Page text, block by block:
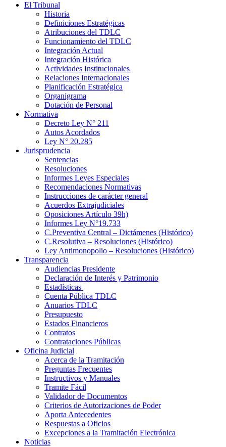
El Tribunal
Historia
Definiciones Estratégicas
Atribuciones del TDLC
Funcionamiento del TDLC
Integración Actual
Integración Histórica
Actividades Institucionales
Relaciones Internacionales
Planificación Estratégica
Organigrama
Dotación de Personal
Normativa
Decreto Ley N° 211
Autos Acordados
Ley N° 20.285
Jurisprudencia
Sentencias
Resoluciones
Informes Leyes Especiales
Recomendaciones Normativas
Instrucciones de carácter general
Acuerdos Extrajudiciales
Oposiciones Artículo 39h)
Informes Ley N°19.733
C.Preventiva Central – Dictámenes (Histórico)
C.Resolutiva – Resoluciones (Histórico)
Ley Antimonopolio – Resoluciones (Histórico)
Transparencia
Audiencias Presidente
Declaración de Interés y Patrimonio
Estadísticas
Cuenta Pública TDLC
Anuarios TDLC
Presupuesto
Estados Financieros
Contratos
Contrataciones Públicas
Oficina Judicial
Acerca de la Tramitación
Preguntas Frecuentes
Instructivos y Manuales
Tramite Fácil
Validador de Documentos
Criterios de Autorizaciones de Poder
Aporta Antecedentes
Respuestas a Oficios
Excepciones a la Tramitación Electrónica
Noticias